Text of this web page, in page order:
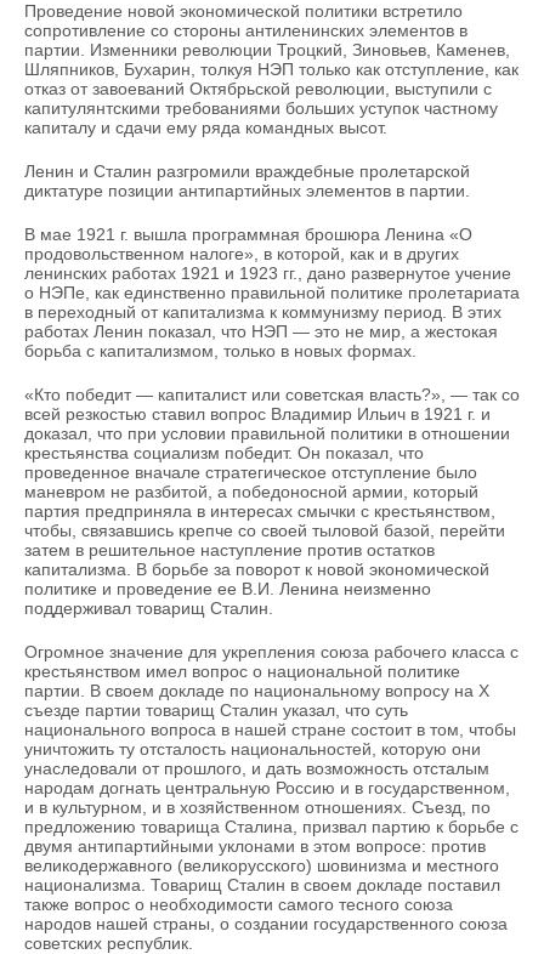
Проведение новой экономической политики встретило
сопротивление со стороны антиленинских элементов в
партии. Изменники революции Троцкий, Зиновьев, Каменев,
Шляпников, Бухарин, толкуя НЭП только как отступление, как
отказ от завоеваний Октябрьской революции, выступили с
капитулянтскими требованиями больших уступок частному
капиталу и сдачи ему ряда командных высот.
Ленин и Сталин разгромили враждебные пролетарской
диктатуре позиции антипартийных элементов в партии.
В мае 1921 г. вышла программная брошюра Ленина «О
продовольственном налоге», в которой, как и в других
ленинских работах 1921 и 1923 гг., дано развернутое учение
о НЭПе, как единственно правильной политике пролетариата
в переходный от капитализма к коммунизму период. В этих
работах Ленин показал, что НЭП — это не мир, а жестокая
борьба с капитализмом, только в новых формах.
«Кто победит — капиталист или советская власть?», — так со
всей резкостью ставил вопрос Владимир Ильич в 1921 г. и
доказал, что при условии правильной политики в отношении
крестьянства социализм победит. Он показал, что
проведенное вначале стратегическое отступление было
маневром не разбитой, а победоносной армии, который
партия предприняла в интересах смычки с крестьянством,
чтобы, связавшись крепче со своей тыловой базой, перейти
затем в решительное наступление против остатков
капитализма. В борьбе за поворот к новой экономической
политике и проведение ее В.И. Ленина неизменно
поддерживал товарищ Сталин.
Огромное значение для укрепления союза рабочего класса с
крестьянством имел вопрос о национальной политике
партии. В своем докладе по национальному вопросу на X
съезде партии товарищ Сталин указал, что суть
национального вопроса в нашей стране состоит в том, чтобы
уничтожить ту отсталость национальностей, которую они
унаследовали от прошлого, и дать возможность отсталым
народам догнать центральную Россию и в государственном,
и в культурном, и в хозяйственном отношениях. Съезд, по
предложению товарища Сталина, призвал партию к борьбе с
двумя антипартийными уклонами в этом вопросе: против
великодержавного (великорусского) шовинизма и местного
национализма. Товарищ Сталин в своем докладе поставил
также вопрос о необходимости самого тесного союза
народов нашей страны, о создании государственного союза
советских республик.